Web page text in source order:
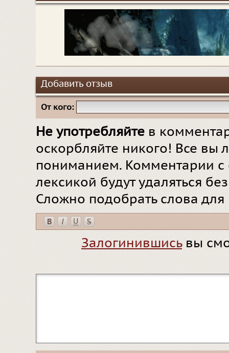
Добавить отзыв
От кого:
Не употребляйте в
оскорбляйте никого! Все вы
пониманием. Комментарии
лексикой будут удаляться
Сложно подобрать слова
Залогинившисьвы